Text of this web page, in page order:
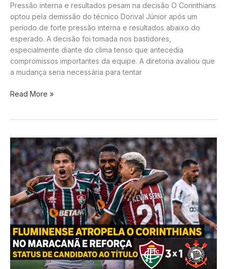
Pressão interna e resultados pesam na decisão O Corinthians
optou pela demissão do técnico Dorival Júnior após um
período de forte pressão interna e resultados abaixo do
esperado. A decisão foi tomada nos bastidores,
especialmente diante do clima tenso que antecedia
compromissos importantes da equipe. A diretoria avaliou que
a mudança seria necessária para tentar
Corinthians
sob
pressão
nos
bastidores
e
já
busca
substituto
Read More »